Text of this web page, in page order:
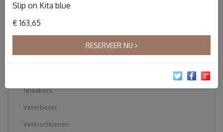
Klittebandschoenen
Korte laarzen
Sandalen
Sneakers
Veterboots
Veterschoenen
Slip on Kita blue
€ 163,65
RESERVEER NU